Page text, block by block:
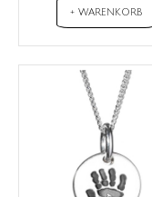
+ WARENKORB